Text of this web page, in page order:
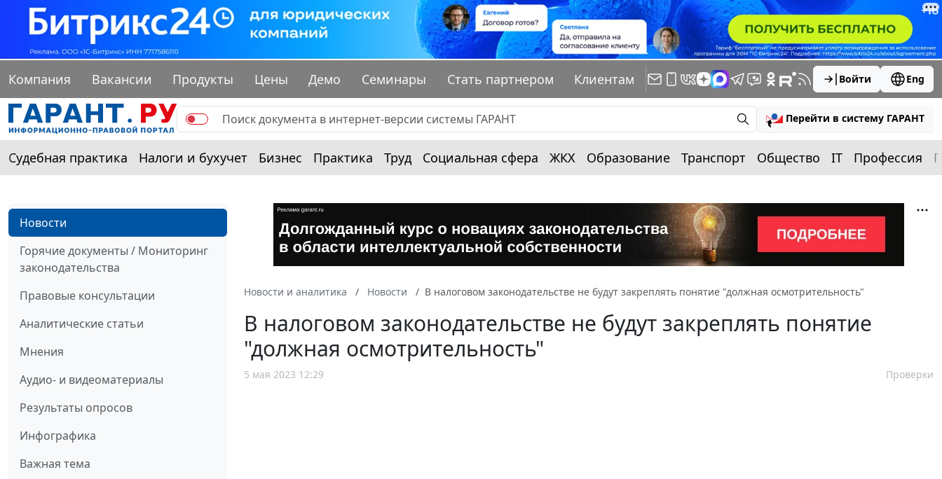
Компания Вакансии Продукты Цены Демо Семинары Стать партнером Клиентам Войти Eng
Перейти в систему ГАРАНТ
Судебная практика Налоги и бухучет Бизнес Практика Труд Социальная сфера ЖКХ Образование Транспорт Общество IT Профессия
Новости
Горячие документы / Мониторинг
законодательства
Правовые консультации
Аналитические статьи
Мнения
Аудио- и видеоматериалы
Результаты опросов
Инфографика
Важная тема
Новости и аналитика Новости В налоговом законодательстве не будут закреплять понятие "должная осмотрительность"
В налоговом законодательстве не будут закреплять понятие
"должная осмотрительность"
5 мая 2023 12:29 Проверки